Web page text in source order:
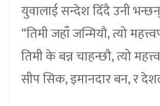
युवालाई सन्देश दिँदै उनी
“तिमी जहाँ जन्मियौ, त्यो
तिमी के बन्न चाहन्छौ, त्यो
सीप सिक, इमानदार बन, र